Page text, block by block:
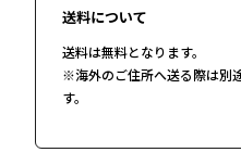
送料について
送料は無料となります。
※海外のご住所へ送る際は別
す。